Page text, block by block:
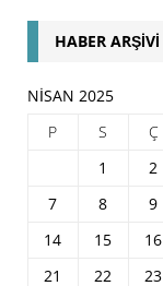
HABER ARŞIVI
NISAN 2025
P
S Ç
1
2
7
8 9
14
15 16
21
22 23